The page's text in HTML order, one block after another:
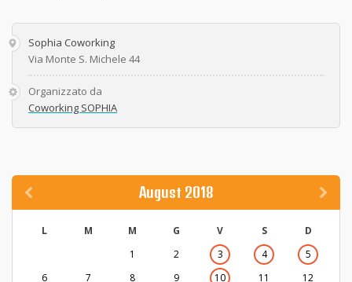
Sophia Coworking
Via Monte S. Michele 44
Organizzato da
Coworking SOPHIA
August 2018
L M M G V S
D
1
2 3 4
5
6
7 8 9 10 11
12